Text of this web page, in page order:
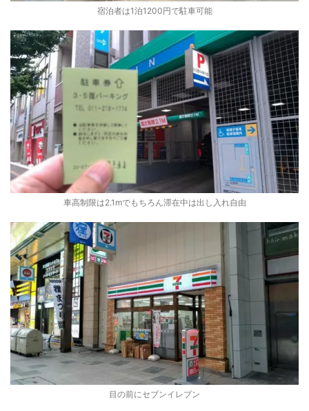
宿泊者は1泊1200円で駐車可能
車高制限は2.1mでもちろん滞在中は出し入れ自由
目の前にセブンイレブン